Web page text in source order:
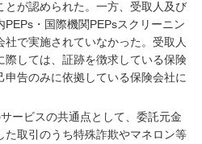
とが認められた。一方、受取人及び
PEPs・国際機関PEPsスクリーニン
社で実施されていなかった。受取人
際しては、証跡を徴求している保険
申告のみに依拠している保険会社に
ービスの共通点として、委託元金
た取引のうち特殊詐欺やマネロン等